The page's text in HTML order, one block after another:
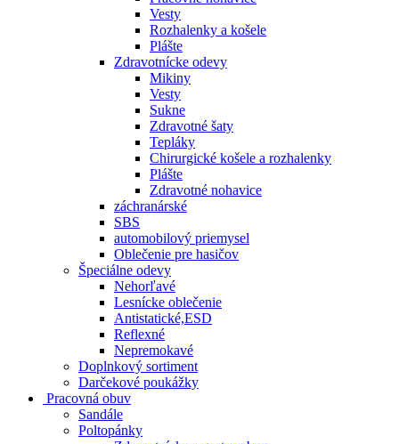
Vesty
Rozhalenky a košele
Plášte
Zdravotnícke odevy
Mikiny
Vesty
Sukne
Zdravotné šaty
Tepláky
Chirurgické košele a rozhalenky
Plášte
Zdravotné nohavice
záchranárské
SBS
automobilový priemysel
Oblečenie pre hasičov
Špeciálne odevy
Nehorľavé
Lesnícke oblečenie
Antistatické,ESD
Reflexné
Nepremokavé
Doplnkový sortiment
Darčekové poukážky
Pracovná obuv
Sandále
Poltopánky